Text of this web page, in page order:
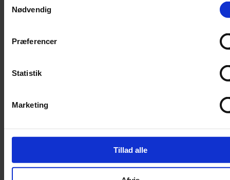
Nødvendig
Præferencer
Statistik
Marketing
Tillad alle
Mave / tarm
Sunde olier